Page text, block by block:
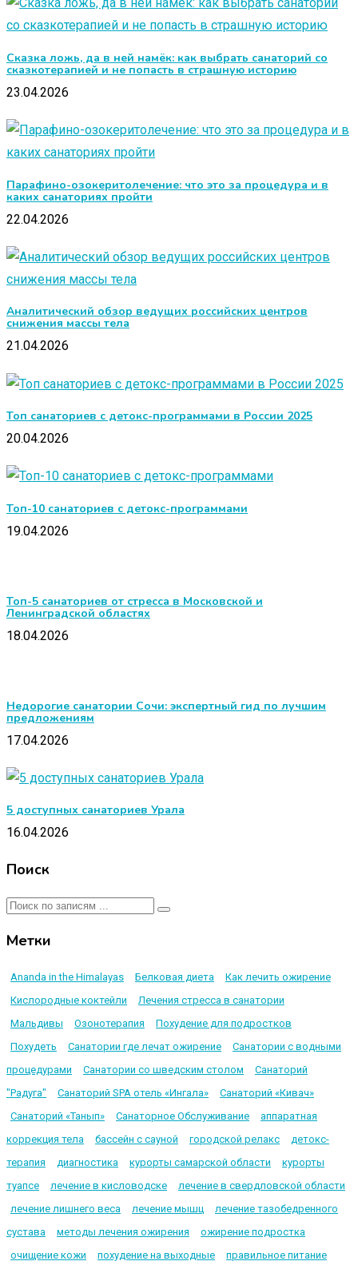
Сказка ложь, да в ней намёк: как выбрать санаторий со
сказкотерапией и не попасть в страшную историю
23.04.2026
Парафино-озокеритолечение: что это за процедура и в
каких санаториях пройти
22.04.2026
Аналитический обзор ведущих российских центров
снижения массы тела
21.04.2026
Топ санаториев с детокс-программами в России 2025
20.04.2026
Топ-10 санаториев с детокс-программами
19.04.2026
Топ-5 санаториев от стресса в Московской и
Ленинградской областях
18.04.2026
Недорогие санатории Сочи: экспертный гид по лучшим
предложениям
17.04.2026
5 доступных санаториев Урала
16.04.2026
Поиск
Метки
Ananda in the Himalayas Белковая диета
Как лечить ожирение
Кислородные коктейли
Лечения стресса в санатории
Мальдивы
Озонотерапия
Похудение для подростков
Похудеть
Санатории где лечат ожирение
Санатории с водными
процедурами
Санатории со шведским столом
Санаторий
"Радуга"
Санаторий SPA отель «Ингала»
Санаторий «Кивач»
Санаторий «Танып»
Санаторное Обслуживание
аппаратная
коррекция тела
бассейн с сауной городской релакс
детокс-
терапия
диагностика курорты самарской области
курорты
туапсе
лечение в кисловодске
лечение в свердловской области
лечение лишнего веса
лечение мышц
лечение тазобедренного
сустава
методы лечения ожирения
ожирение подростка
очищение кожи
похудение на выходные
правильное питание